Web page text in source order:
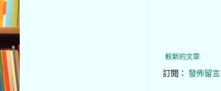
較新的文章
訂閱： 發佈留